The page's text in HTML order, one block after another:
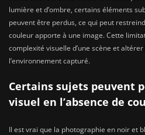
lumière et d’ombre, certains éléments
peuvent être perdus, ce qui peut
couleur apporte à une image. Cette
complexité visuelle d’une scène et
l’environnement capturé.
Certains sujets peuvent
visuel en l’absence de
Il est vrai que la photographie en noir et